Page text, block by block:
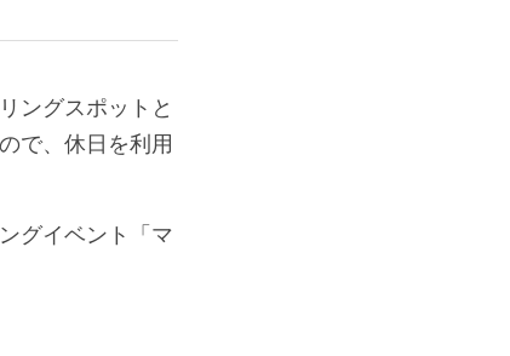
ングスポットと
で、休日を利用
グイベント「マ